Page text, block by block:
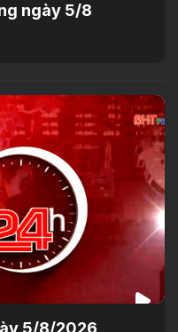
ngày 5/8
5/8/2026